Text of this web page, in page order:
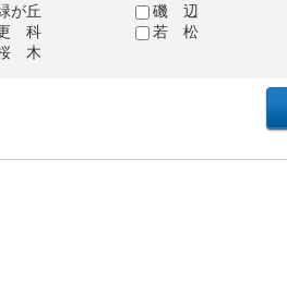
が丘
磯 辺
科
若 松
木